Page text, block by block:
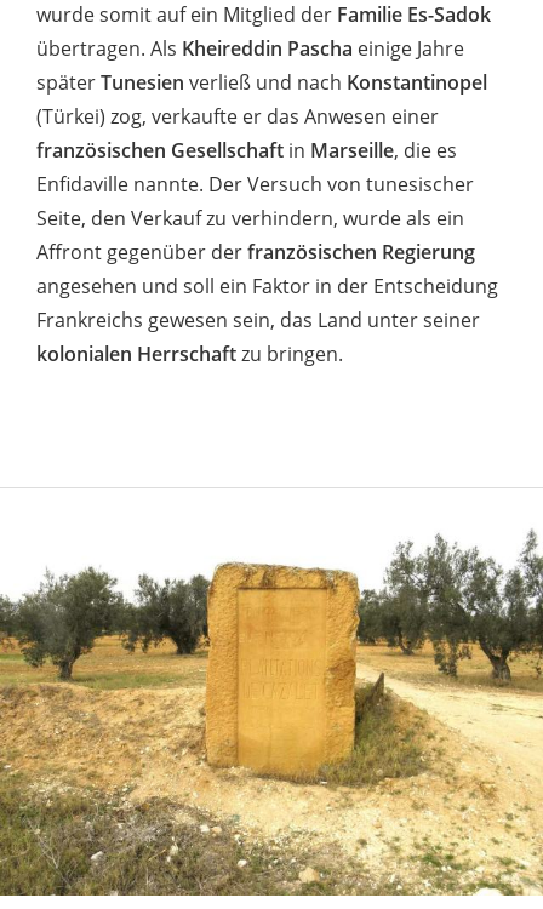
wurde somit auf ein Mitglied der Familie Es-Sadok
übertragen. Als Kheireddin Pascha einige Jahre
späterTunesien verließ und nach Konstantinopel
(Türkei) zog, verkaufte er das Anwesen einer
französischen Gesellschaft in Marseille, die es
Enfidaville nannte. Der Versuch von tunesischer
Seite, den Verkauf zu verhindern, wurde als ein
Affront gegenüber derfranzösischen Regierung
angesehen und soll ein Faktor in der Entscheidung
Frankreichs gewesen sein, das Land unter seiner
kolonialen Herrschaftzu bringen.